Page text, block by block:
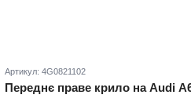
Артикул: 4G0821102
Переднє праве крило на Audi